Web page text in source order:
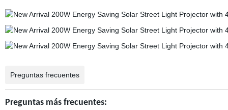
Preguntas frecuentes
Preguntas más frecuentes: